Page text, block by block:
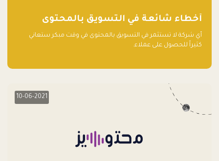
أخطاء شائعة في التسويق بالمحتوى
أي شركة لا تستثمر في التسويق بالمحتوى في وقت مبكر ستعاني
كثيراً للحصول على عملاء.
10-06-2021